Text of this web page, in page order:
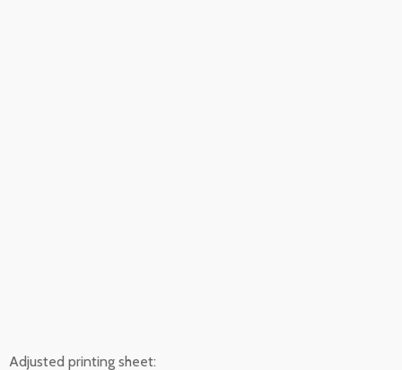
Adjusted printing sheet: